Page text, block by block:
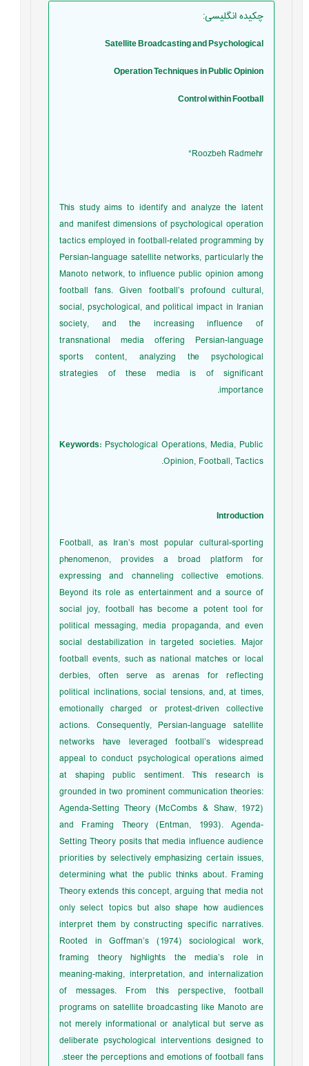
چکیده انگلیسی:
Satellite Broadcastingand Psychological
Operation Techniques in Public Opinion
Control within Football
Roozbeh Radmehr
*
This study aims to identify and analyze the latent
and manifest dimensions of psychological operation
tactics employed in football-related programming by
Persian-language satellite networks, particularly the
Manoto network, to influence public opinion among
football fans. Given football’s profound cultural,
social, psychological, and political impact in Iranian
society, and the increasing influence of
transnational media offering Persian-language
sports content, analyzing the psychological
strategies of these media is of significant
importance.
Keywords: Psychological Operations, Media, Public
Opinion, Football, Tactics.
Introduction
Football, as Iran’s most popular cultural-sporting
phenomenon, provides a broad platform for
expressing and channeling collective emotions.
Beyond its role as entertainment and a source of
social joy, football has become a potent tool for
political messaging, media propaganda, and even
social destabilization in targeted societies. Major
football events, such as national matches or local
derbies, often serve as arenas for reflecting
political inclinations, social tensions, and, at times,
emotionally charged or protest-driven collective
actions. Consequently, Persian-language satellite
networks have leveraged football’s widespread
appeal to conduct psychological operations aimed
at shaping public sentiment. This research is
grounded in two prominent communication theories:
Agenda-Setting Theory (McCombs & Shaw, 1972)
and Framing Theory (Entman, 1993). Agenda-
Setting Theory posits that media influence audience
priorities by selectively emphasizing certain issues,
determining what the public thinks about. Framing
Theory extends this concept, arguing that media not
only select topics but also shape how audiences
interpret them by constructing specific narratives.
Rooted in Goffman’s (1974) sociological work,
framing theory highlights the media’s role in
meaning-making, interpretation, and internalization
of messages. From this perspective, football
programs on satellite broadcasting like Manoto are
not merely informational or analytical but serve as
deliberate psychological interventions designed to
steer the perceptions and emotions of football fans.